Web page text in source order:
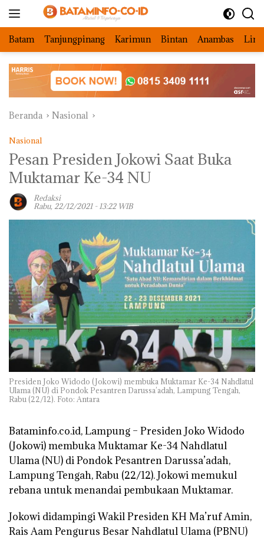
Batam Tanjungpinang Karimun Bintan Anambas
Beranda Nasional
Nasional
Pesan Presiden Jokowi Saat Buka
Muktamar Ke-34 NU
Redaksi
Rabu, 22/12/2021 - 13:22 WIB
Presiden Joko Widodo (Jokowi) membuka Muktamar Ke-34 Nahdlatul
Ulama (NU) di Pondok Pesantren Darussa’adah, Lampung Tengah,
Rabu (22/12). Foto: Antara
Bataminfo.co.id, Lampung – Presiden Joko Widodo
(Jokowi) membuka Muktamar Ke-34 Nahdlatul
Ulama (NU) di Pondok Pesantren Darussa’adah,
Lampung Tengah, Rabu (22/12). Jokowi memukul
rebana untuk menandai pembukaan Muktamar.
Jokowi didampingi Wakil Presiden KH Ma’ruf Amin,
Rais Aam Pengurus Besar Nahdlatul Ulama (PBNU)